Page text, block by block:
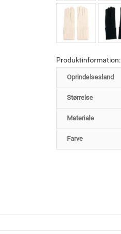
Produktinformation:
Oprindelsesland
Størrelse
Materiale
Farve